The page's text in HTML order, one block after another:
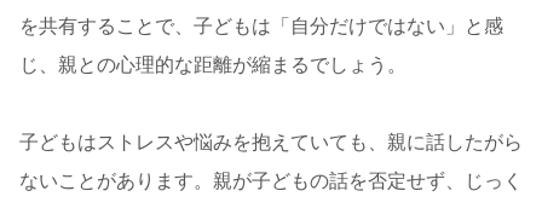
を共有することで、子どもは「自分だけではない」と感
じ、親との心理的な距離が縮まるでしょう。
子どもはストレスや悩みを抱えていても、親に話したがら
ないことがあります。親が子どもの話を否定せず、じっく